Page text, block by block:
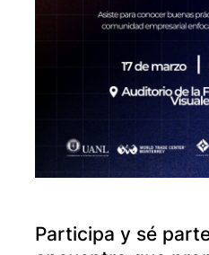
Participa y sé